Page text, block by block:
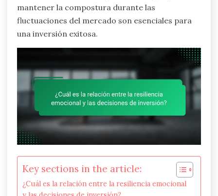
mantener la compostura durante las
fluctuaciones del mercado son esenciales para
una inversión exitosa.
Key sections in the article:
¿Cuál es la relación entre la resiliencia emocional